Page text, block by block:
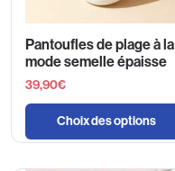
Pantoufles de plage à la
mode semelle épaisse
39,90€
Choix des options